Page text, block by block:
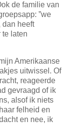
de familie van
”we
dan heeft
te laten
Amerikaanse
uitwissel. Of
reageerde
gevraagd of ik
alsof ik niets
felheid en
en nee, ik